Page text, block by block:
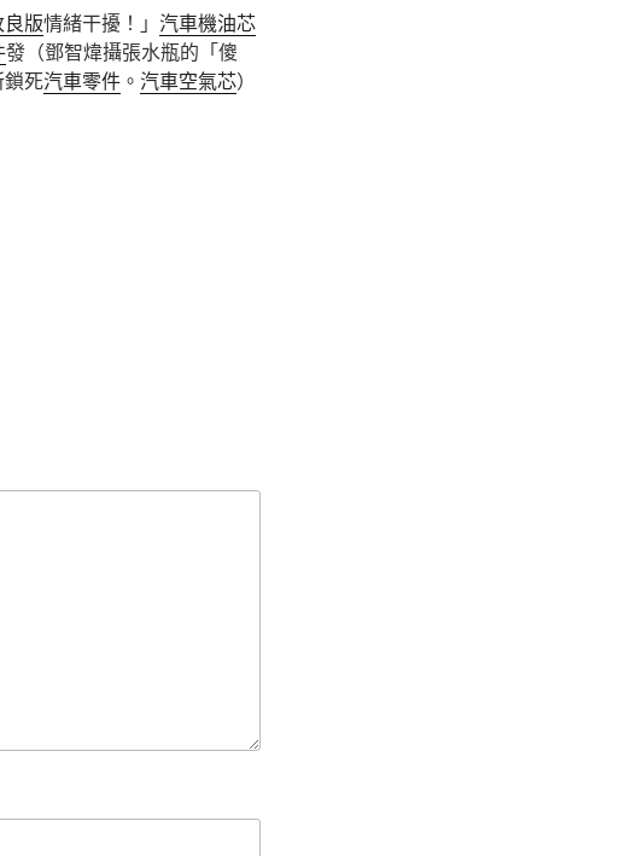
版情緒干擾！」 汽車機油芯
發（鄧智煒攝張水瓶的「傻
死汽車零件 。 汽車空氣芯）